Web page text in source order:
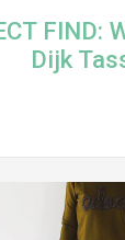
FIND:
Dijk